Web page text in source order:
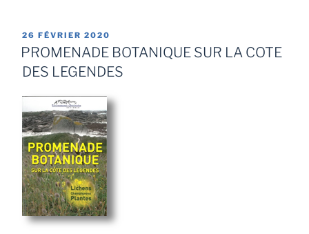
26 FÉVRIER 2020
PROMENADE BOTANIQUE SUR LA COTE
DES LEGENDES